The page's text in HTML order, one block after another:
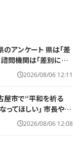
アンケート 県は｢差
問機関は｢差別にあ
2026/08/06 12:11
屋市で“平和を祈る
ってほしい｣ 市長や地
2026/08/06 12:08